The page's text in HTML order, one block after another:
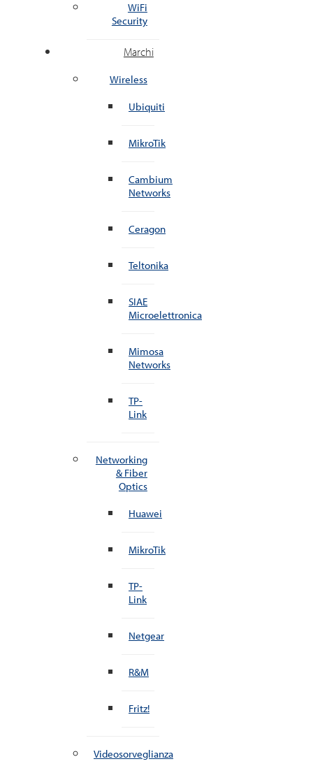
WiFi
Security
Marchi
Wireless
Ubiquiti
MikroTik
Cambium
Networks
Ceragon
Teltonika
SIAE
Microelettronica
Mimosa
Networks
TP-
Link
Networking
& Fiber
Optics
Huawei
MikroTik
TP-
Link
Netgear
R&M
Fritz!
Videosorveglianza